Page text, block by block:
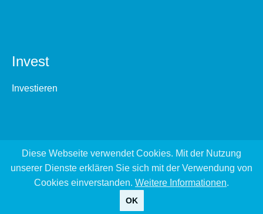
Invest
Investieren
Diese Webseite verwendet Cookies. Mit der Nutzung
unserer Dienste erklären Sie sich mit der Verwendung von
Cookies einverstanden. Weitere Informationen.
OK